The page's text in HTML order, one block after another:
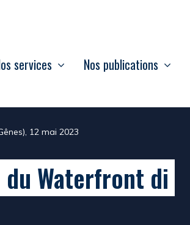
services Nos publications
12 mai 2023
du Waterfront di